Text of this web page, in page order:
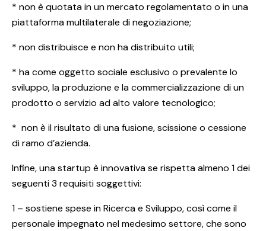
* non è quotata in un mercato regolamentato o in una
piattaforma multilaterale di negoziazione;
* non distribuisce e non ha distribuito utili;
* ha come oggetto sociale esclusivo o prevalente lo
sviluppo, la produzione e la commercializzazione di un
prodotto o servizio ad alto valore tecnologico;
* non è il risultato di una fusione, scissione o cessione
di ramo d’azienda.
Infine, una startup è innovativa se rispetta almeno 1 dei
seguenti 3 requisiti soggettivi:
1 – sostiene spese in Ricerca e Sviluppo, così come il
personale impegnato nel medesimo settore, che sono